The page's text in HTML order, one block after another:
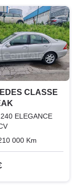
CLASSE
ELEGANCE
000 Km